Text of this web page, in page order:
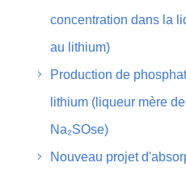
concentration dans la
au lithium)
Production de
lithium (liqueur mère
Na₂SOse)
Nouveau projet